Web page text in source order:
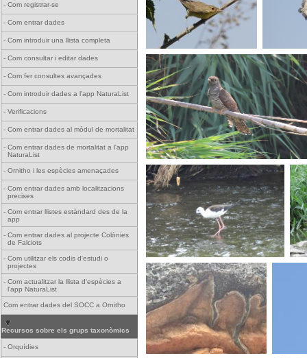
- Com registrar-se
- Com entrar dades
- Com introduir una llista completa
- Com consultar i editar dades
- Com fer consultes avançades
- Com introduir dades a l'app NaturaList
- Verificacions
- Com entrar dades al mòdul de mortalitat
- Com entrar dades de mortalitat a l'app
NaturaList
- Ornitho i les espècies amenaçades
- Com entrar dades amb localitzacions
precises
- Com entrar llistes estàndard des de la
app
- Com entrar dades al projecte Colònies
de Falciots
- Com utilitzar els codis d'estudi o
projectes
- Com actualitzar la llista d'espècies a
l'app NaturaList
Com entrar dades del SOCC a Ornitho
Recursos sobre els grups taxonòmics
- Orquídies